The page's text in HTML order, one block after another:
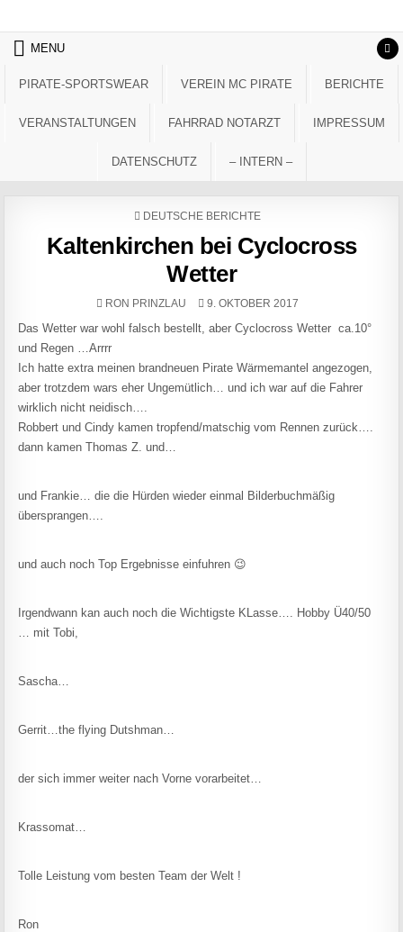
MENU
PIRATE-SPORTSWEAR VEREIN MC PIRATE BERICHTE
VERANSTALTUNGEN FAHRRAD NOTARZT IMPRESSUM
DATENSCHUTZ – INTERN –
POSTED IN
DEUTSCHE BERICHTE
Kaltenkirchen bei Cyclocross
Wetter
AUTHOR:
RON PRINZLAU PUBLISHED DATE:
9. OKTOBER 2017
Das Wetter war wohl falsch bestellt, aber Cyclocross Wetter ca.10°
und Regen …Arrrr
Ich hatte extra meinen brandneuen Pirate Wärmemantel angezogen,
aber trotzdem wars eher Ungemütlich… und ich war auf die Fahrer
wirklich nicht neidisch….
Robbert und Cindy kamen tropfend/matschig vom Rennen zurück….
dann kamen Thomas Z. und…
und Frankie… die die Hürden wieder einmal Bilderbuchmäßig
übersprangen….
und auch noch Top Ergebnisse einfuhren 😉
Irgendwann kan auch noch die Wichtigste KLasse…. Hobby Ü40/50
… mit Tobi,
Sascha…
Gerrit…the flying Dutshman…
der sich immer weiter nach Vorne vorarbeitet…
Krassomat…
Tolle Leistung vom besten Team der Welt !
Ron